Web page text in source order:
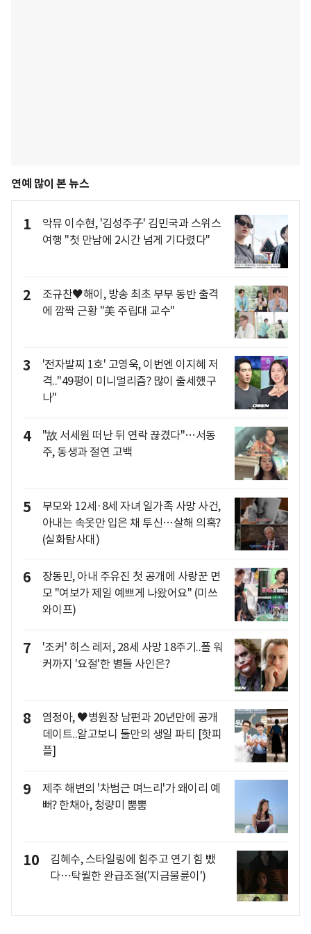
연예 많이 본 뉴스
1
악뮤 이수현, '김성주子' 김민국과 스위스
여행 "첫 만남에 2시간 넘게 기다렸다"
2
조규찬♥해이, 방송 최초 부부 동반 출격
에 깜짝 근황 "美 주립대 교수"
3
'전자발찌 1호' 고영욱, 이번엔 이지혜 저
격.."49평이 미니멀리즘? 많이 출세했구
나"
4
"故 서세원 떠난 뒤 연락 끊겼다"…서동
주, 동생과 절연 고백
5
부모와 12세·8세 자녀 일가족 사망 사건,
아내는 속옷만 입은 채 투신…살해 의혹?
(실화탐사대)
6
장동민, 아내 주유진 첫 공개에 사랑꾼 면
모 "여보가 제일 예쁘게 나왔어요" (미쓰
와이프)
7
'조커' 히스 레저, 28세 사망 18주기..폴 워
커까지 '요절'한 별들 사인은?
8
염정아, ♥병원장 남편과 20년만에 공개
데이트..알고보니 둘만의 생일 파티 [핫피
플]
9
제주 해변의 '차범근 며느리'가 왜이리 예
뻐? 한채아, 청량미 뿜뿜
10
김혜수, 스타일링에 힘주고 연기 힘 뺐
다…탁월한 완급조절('지금불륜이')